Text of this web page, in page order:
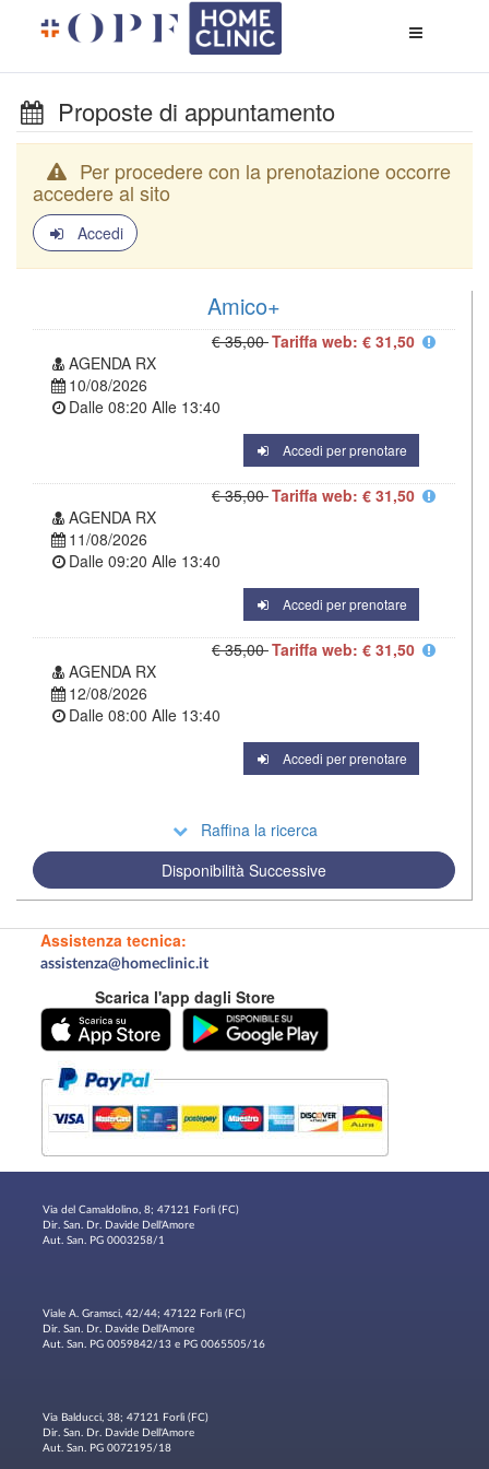
di
Proposte di appuntamento
Per procedere con la prenotazione occorre
accedere al sito
Accedi
Amico+
€ 35,00Tariffa web: € 31,50
AGENDA RX
10/08/2026
Dalle 08:20 Alle 13:40
Accedi per prenotare
€ 35,00Tariffa web: € 31,50
AGENDA RX
11/08/2026
Dalle 09:20 Alle 13:40
Accedi per prenotare
€ 35,00Tariffa web: € 31,50
AGENDA RX
12/08/2026
Dalle 08:00 Alle 13:40
Accedi per prenotare
Raffina la ricerca
Disponibilità Successive
Assistenza tecnica:
assistenza@homeclinic.it
Scarica l'app dagli Store
Via del Camaldolino, 8; 47121 Forlì (FC)
Dir. San. Dr. Davide Dell'Amore
Aut. San. PG 0003258/1
Viale A. Gramsci, 42/44; 47122 Forlì (FC)
Dir. San. Dr. Davide Dell'Amore
Aut. San. PG 0059842/13 e PG 0065505/16
Via Balducci, 38; 47121 Forlì (FC)
Dir. San. Dr. Davide Dell'Amore
Aut. San. PG 0072195/18